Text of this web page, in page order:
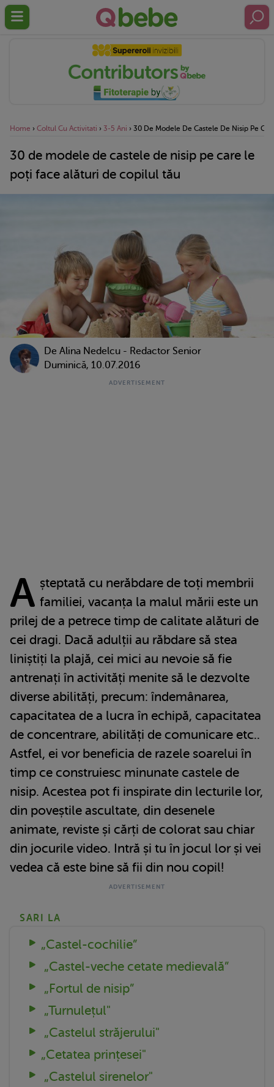
Home › Coltul Cu Activitati › 3-5 Ani › 30 De Modele De Castele De Nisip Pe
30 de modele de castele de nisip pe care le
poți face alături de copilul tău
De Alina Nedelcu - Redactor Senior
Duminică, 10.07.2016
A șteptată cu nerăbdare de toți membrii
familiei, vacanța la malul mării este un
prilej de a petrece timp de calitate alături de
cei dragi. Dacă adulții au răbdare să stea
liniștiți la plajă, cei mici au nevoie să fie
antrenați în activități menite să le dezvolte
diverse abilități, precum: îndemânarea,
capacitatea de a lucra în echipă, capacitatea
de concentrare, abilități de comunicare etc..
Astfel, ei vor beneficia de razele soarelui în
timp ce construiesc minunate castele de
nisip. Acestea pot fi inspirate din lecturile lor,
din poveștile ascultate, din desenele
animate, reviste și cărți de colorat sau chiar
din jocurile video. Intră și tu în jocul lor și vei
vedea că este bine să fii din nou copil!
SARI LA
„Castel-cochilie”
„Castel-veche cetate medievală”
„Fortul de nisip”
„Turnulețul"
„Castelul străjerului"
„Cetatea prințesei"
„Castelul sirenelor"